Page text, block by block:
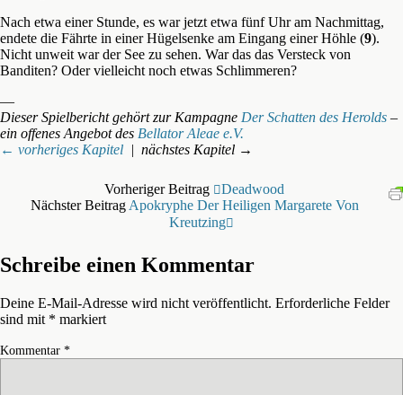
Nach etwa einer Stunde, es war jetzt etwa fünf Uhr am Nachmittag,
endete die Fährte in einer Hügelsenke am Eingang einer Höhle (9).
Nicht unweit war der See zu sehen. War das das Versteck von
Banditen? Oder vielleicht noch etwas Schlimmeren?
—
Dieser Spielbericht gehört zur Kampagne Der Schatten des Herolds –
ein offenes Angebot des Bellator Aleae e.V.
← vorheriges Kapitel | nächstes Kapitel →
Vorheriger Beitrag
Deadwood
Nächster Beitrag Apokryphe Der Heiligen Margarete Von
Kreutzing
Schreibe einen Kommentar
Deine E-Mail-Adresse wird nicht veröffentlicht. Erforderliche Felder
sind mit * markiert
Kommentar *